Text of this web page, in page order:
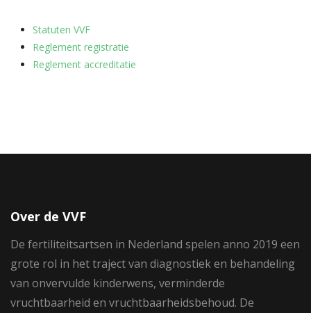
Statuten VVF
Reglement registratie
Reglement accreditatie
Over de VVF
De fertiliteitsartsen in Nederland spelen anno 2019 een
grote rol in het traject van diagnostiek en behandeling
van onvervulde kinderwens, verminderde
vruchtbaarheid en vruchtbaarheidsbehoud. De